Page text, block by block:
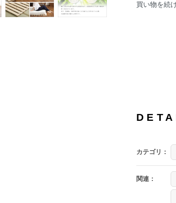
買い物を続
カテゴリ：
関連：